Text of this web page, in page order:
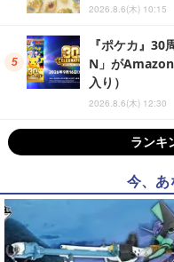
2026.8.6(木) 10:15
『ポケカ』
N」が
入り）
2026.8.6(木) 12:30
ランキ
今、あ